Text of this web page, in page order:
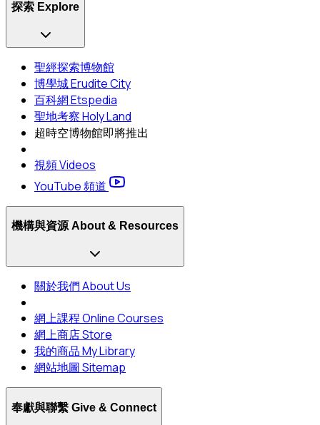
探索 Explore
聖經探索博物館
博學城 Erudite City
百科網 Etspedia
聖地考察 Holy Land
超時空博物館即將推出
視頻 Videos
YouTube 頻道
機構與資源 About & Resources
關於我們 About Us
網上課程 Online Courses
網上商店 Store
我的商品 My Library
網站地圖 Sitemap
奉獻與聯繫 Give & Connect